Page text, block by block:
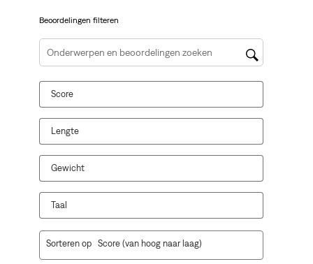
Beoordelingen filteren
Onderwerpen en beoordelingen zoeken per regio
Score
Lengte
Gewicht
Taal
Sorteren op Score (van hoog naar laag)